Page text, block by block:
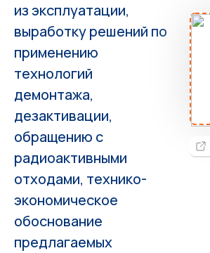
из эксплуатации,
выработку решений по
применению
технологий
демонтажа,
дезактивации,
обращению с
радиоактивными
отходами, технико-
экономическое
обоснование
предлагаемых